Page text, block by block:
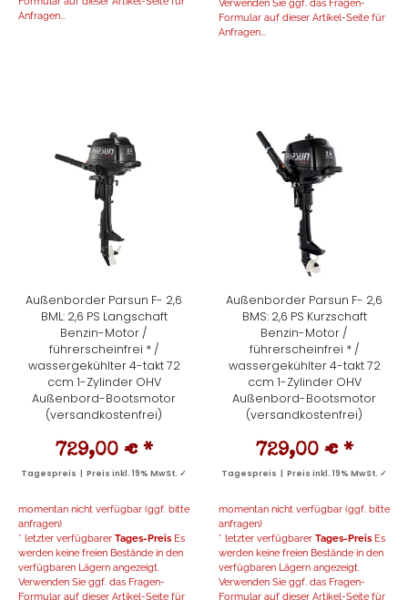
Anfragen...
Formular auf dieser Artikel-Seite für
Anfragen...
Außenborder Parsun F- 2,6
BML: 2,6 PS Langschaft
Benzin-Motor /
führerscheinfrei * /
wassergekühlter 4-takt 72
ccm 1-Zylinder OHV
Außenbord-Bootsmotor
(versandkostenfrei)
729,00 € *
Tagespreis | Preis inkl. 19% MwSt. ✓
momentan nicht verfügbar (ggf. bitte
anfragen)
* letzter verfügbarer Tages-Preis Es
werden keine freien Bestände in den
verfügbaren Lägern angezeigt.
Verwenden Sie ggf. das Fragen-
Formular auf dieser Artikel-Seite für
Außenborder Parsun F- 2,6
BMS: 2,6 PS Kurzschaft
Benzin-Motor /
führerscheinfrei * /
wassergekühlter 4-takt 72
ccm 1-Zylinder OHV
Außenbord-Bootsmotor
(versandkostenfrei)
729,00 € *
Tagespreis | Preis inkl. 19% MwSt. ✓
momentan nicht verfügbar (ggf. bitte
anfragen)
* letzter verfügbarer Tages-Preis Es
werden keine freien Bestände in den
verfügbaren Lägern angezeigt.
Verwenden Sie ggf. das Fragen-
Formular auf dieser Artikel-Seite für